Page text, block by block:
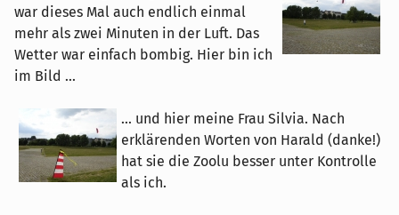
war dieses Mal auch endlich einmal
mehr als zwei Minuten in der Luft. Das
Wetter war einfach bombig. Hier bin ich
im Bild ...
... und hier meine Frau Silvia. Nach
erklärenden Worten von Harald (danke!)
hat sie die Zoolu besser unter Kontrolle
als ich.